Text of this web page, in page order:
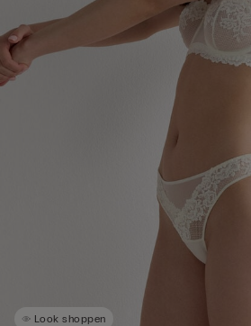
Look shoppen